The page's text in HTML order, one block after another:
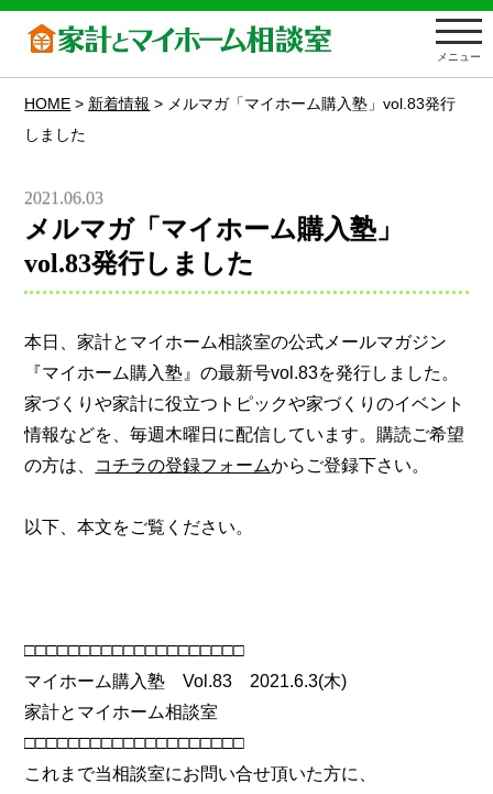
メニュー
HOME > 新着情報 > メルマガ「マイホーム購入塾」vol.83発行
しました
2021.06.03
メルマガ「マイホーム購入塾」
vol.83発行しました
本日、家計とマイホーム相談室の公式メールマガジン
『マイホーム購入塾』の最新号vol.83を発行しました。
家づくりや家計に役立つトピックや家づくりのイベント
情報などを、毎週木曜日に配信しています。購読ご希望
の方は、 コチラの登録フォームからご登録下さい。
以下、本文をご覧ください。
□□□□□□□□□□□□□□□□□□□□
マイホーム購入塾 Vol.83 2021.6.3(木)
家計とマイホーム相談室
□□□□□□□□□□□□□□□□□□□□
これまで当相談室にお問い合せ頂いた方に、